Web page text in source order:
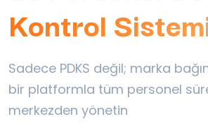
Kontrol
Sadece PDKS değil; marka
bir platformla tüm personel
merkezden yönetin